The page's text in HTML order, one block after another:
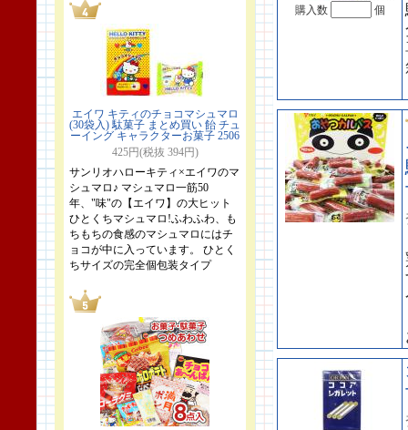
エイワ キティのチョコマシュマロ
(30袋入) 駄菓子 まとめ買い 飴 チュ
ーイング キャラクターお菓子 2506
425円(税抜 394円)
サンリオハローキティ×エイワのマ
シュマロ♪ マシュマロ一筋50
年、"味"の【エイワ】の大ヒット
ひとくちマシュマロ!ふわふわ、も
ちもちの食感のマシュマロにはチ
ョコが中に入っています。 ひとく
ちサイズの完全個包装タイプ
購入数 個